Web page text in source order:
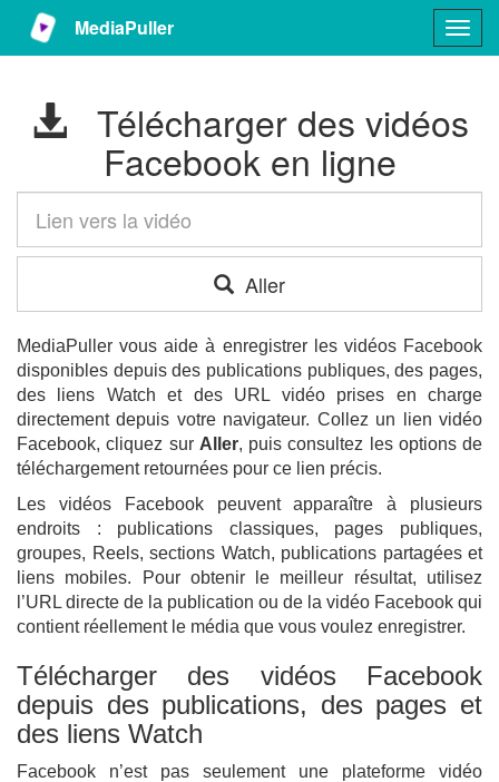
MediaPuller
Télécharger des vidéos
Facebook en ligne
Aller
MediaPuller vous aide à enregistrer les vidéos Facebook
disponibles depuis des publications publiques, des pages,
des liens Watch et des URL vidéo prises en charge
directement depuis votre navigateur. Collez un lien vidéo
Facebook, cliquez sur Aller, puis consultez les options de
téléchargement retournées pour ce lien précis.
Les vidéos Facebook peuvent apparaître à plusieurs
endroits : publications classiques, pages publiques,
groupes, Reels, sections Watch, publications partagées et
liens mobiles. Pour obtenir le meilleur résultat, utilisez
l’URL directe de la publication ou de la vidéo Facebook qui
contient réellement le média que vous voulez enregistrer.
Télécharger des vidéos Facebook
depuis des publications, des pages et
des liens Watch
Facebook n’est pas seulement une plateforme vidéo